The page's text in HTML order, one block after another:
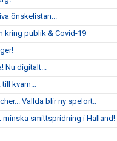
önskelistan...
kring publik & Covid-19
Nu digitalt...
kvarn...
Vallda blir ny spelort..
minska smittspridning i Halland!